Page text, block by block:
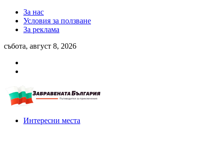
За нас
Условия за ползване
За реклама
събота, август 8, 2026
Интересни места